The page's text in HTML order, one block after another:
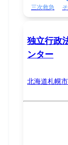
三次救急
独立行政
ンター
北海道札幌